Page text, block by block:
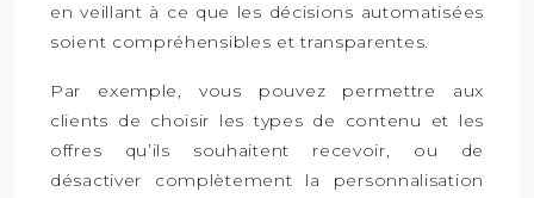
en veillant à ce que les décisions automatisées
soient compréhensibles et transparentes.
Par exemple, vous pouvez permettre aux
clients de choisir les types de contenu et les
offres qu’ils souhaitent recevoir, ou de
désactiver complètement la personnalisation